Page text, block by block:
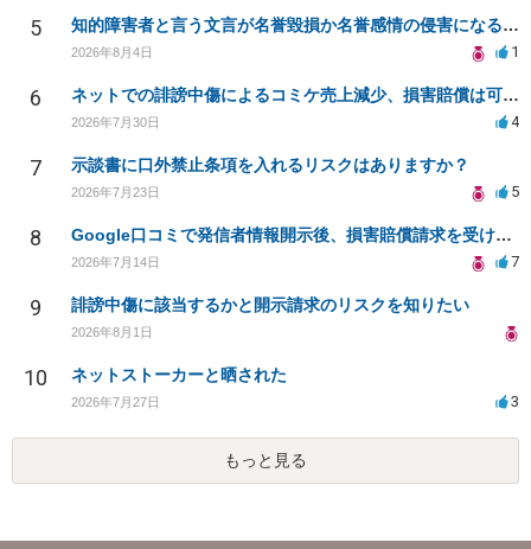
5 知的障害者と言う文言が名誉毀損か名誉感情の侵害になるか教えてほしい。
2026年8月4日 1
6 ネットでの誹謗中傷によるコミケ売上減少、損害賠償は可能か？
2026年7月30日 4
7 示談書に口外禁止条項を入れるリスクはありますか？
2026年7月23日 5
8 Google口コミで発信者情報開示後、損害賠償請求を受けています。示談について相談です。
2026年7月14日 7
9 誹謗中傷に該当するかと開示請求のリスクを知りたい
2026年8月1日
10 ネットストーカーと晒された
2026年7月27日 3
もっと見る